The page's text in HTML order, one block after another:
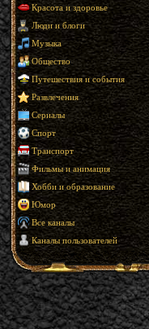
Красота и здоровье
Люди и блоги
Музыка
Общество
Путешествия и события
Развлечения
Сериалы
Спорт
Транспорт
Фильмы и анимация
Хобби и образование
Юмор
Все каналы
Каналы пользователей